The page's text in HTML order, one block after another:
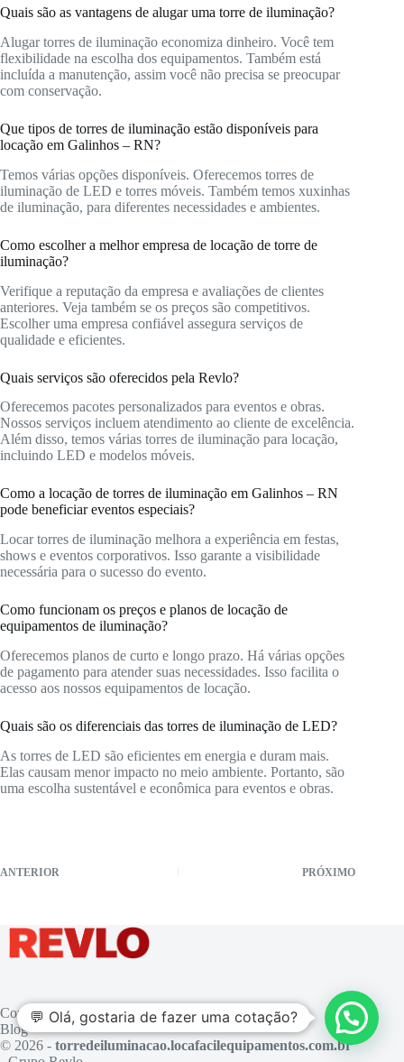
Quais são as vantagens de alugar uma torre de iluminação?
Alugar torres de iluminação economiza dinheiro. Você tem
flexibilidade na escolha dos equipamentos. Também está
incluída a manutenção, assim você não precisa se preocupar
com conservação.
Que tipos de torres de iluminação estão disponíveis para
locação em Galinhos – RN?
Temos várias opções disponíveis. Oferecemos torres de
iluminação de LED e torres móveis. Também temos xuxinhas
de iluminação, para diferentes necessidades e ambientes.
Como escolher a melhor empresa de locação de torre de
iluminação?
Verifique a reputação da empresa e avaliações de clientes
anteriores. Veja também se os preços são competitivos.
Escolher uma empresa confiável assegura serviços de
qualidade e eficientes.
Quais serviços são oferecidos pela Revlo?
Oferecemos pacotes personalizados para eventos e obras.
Nossos serviços incluem atendimento ao cliente de excelência.
Além disso, temos várias torres de iluminação para locação,
incluindo LED e modelos móveis.
Como a locação de torres de iluminação em Galinhos – RN
pode beneficiar eventos especiais?
Locar torres de iluminação melhora a experiência em festas,
shows e eventos corporativos. Isso garante a visibilidade
necessária para o sucesso do evento.
Como funcionam os preços e planos de locação de
equipamentos de iluminação?
Oferecemos planos de curto e longo prazo. Há várias opções
de pagamento para atender suas necessidades. Isso facilita o
acesso aos nossos equipamentos de locação.
Quais são os diferenciais das torres de iluminação de LED?
As torres de LED são eficientes em energia e duram mais.
Elas causam menor impacto no meio ambiente. Portanto, são
uma escolha sustentável e econômica para eventos e obras.
ANTERIOR PRÓXIMO
Contato
Blog
© 2026 - torredeiluminacao.locafacilequipamentos.com.br
💬 Olá, gostaria de fazer uma cotação?